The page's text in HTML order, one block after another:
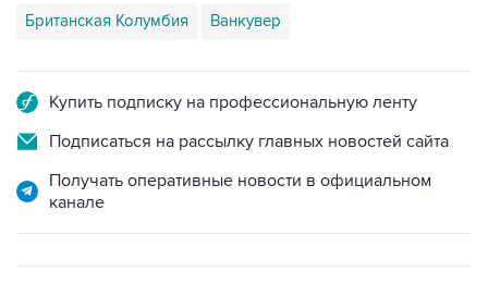
Британская Колумбия Ванкувер
Купить подписку на профессиональную ленту
Подписаться на рассылку главных новостей сайта
Получать оперативные новости в официальном
канале